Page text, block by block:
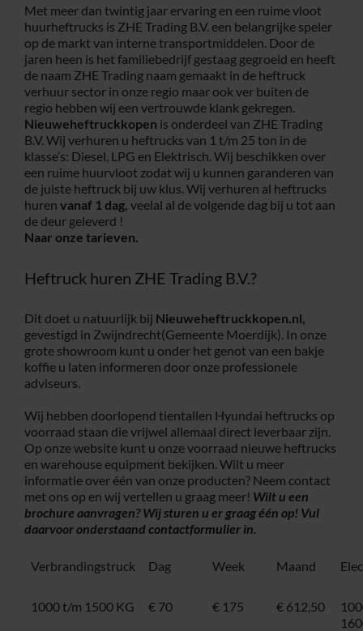
Met meer dan twintig jaar ervaring en een ruime vloot
huurheftrucks is ZHE Trading B.V. een belangrijke speler
op de markt van interne transportmiddelen. Door de
jaren heen is het familiebedrijf gestaag gegroeid en heeft
de naam ZHE Trading naam gemaakt in de heftruck
verhuur sector in onze regio maar ook ver buiten de
regio hebben wij een vertrouwde klank gekregen.
Nieuweheftruckkopen is onderdeel van ZHE Trading
B.V. Wij verhuren u heftrucks van 1 t/m 25 ton in de
klasse’s: Diesel, LPG en Elektrisch. Wij beschikken over
een ruime huurvloot zodat wij u kunnen garanderen van
de juiste heftruck bij uw klus. Wij verhuren al heftrucks
huren vanaf 1 dag, veelal al de volgende dag bij u tot aan
de deur geleverd !
Naar onze tarieven.
Heftruck huren ZHE Trading B.V.?
Dit doet u natuurlijk bij Nieuweheftruckkopen.nl,
gevestigd in Zwijndrecht(Gemeente Moerdijk). In onze
grote showroom kunt u onder het genot van een bakje
koffie u laten informeren door onze professionele
adviseurs.
Wij hebben doorlopend tientallen Hyundai heftrucks op
voorraad staan die vrijwel allemaal direct leverbaar zijn.
Op onze website kunt u onze voorraad nieuwe heftrucks
en warehouse equipment bekijken. Wilt u meer
informatie over één van onze producten? Neem contact
met ons op en wij vertellen u graag meer! Wilt u een
brochure aanvragen? Wij sturen u er graag één op! Vul
daarvoor onderstaandcontactformulierin.
Verbrandingstruck Dag Week Maand
1000 t/m 1500 KG € 70 € 175 € 612,50